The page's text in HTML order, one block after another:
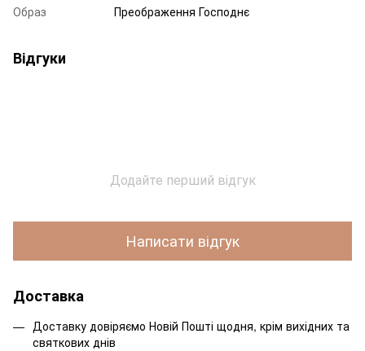
Образ
Преображення Господнє
Відгуки
Додайте перший відгук
Написати відгук
Доставка
Доставку довіряємо Новій Пошті щодня, крім вихідних та
святкових днів